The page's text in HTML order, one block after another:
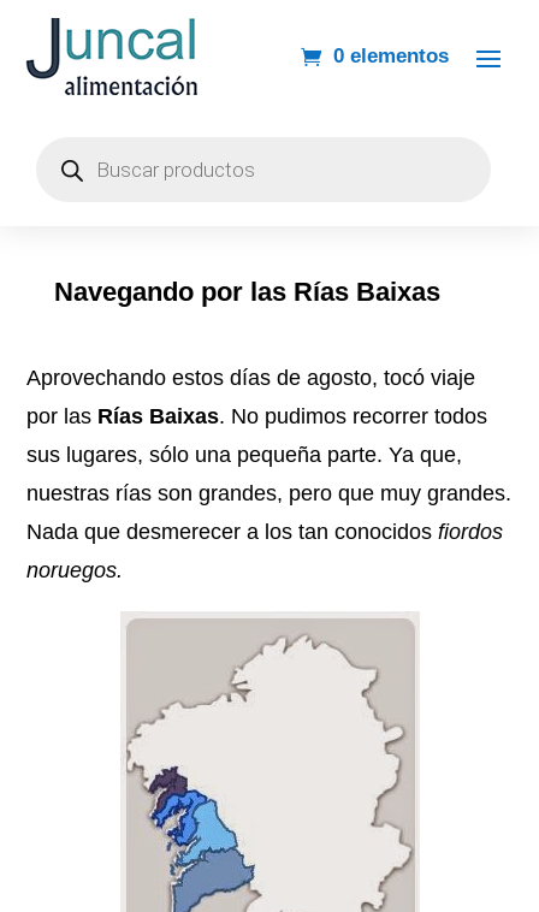
0 elementos
Navegando por las Rías Baixas
Aprovechando estos días de agosto, tocó viaje
por las Rías Baixas. No pudimos recorrer todos
sus lugares, sólo una pequeña parte. Ya que,
nuestras rías son grandes, pero que muy grandes.
Nada que desmerecer a los tan conocidos fiordos
noruegos.